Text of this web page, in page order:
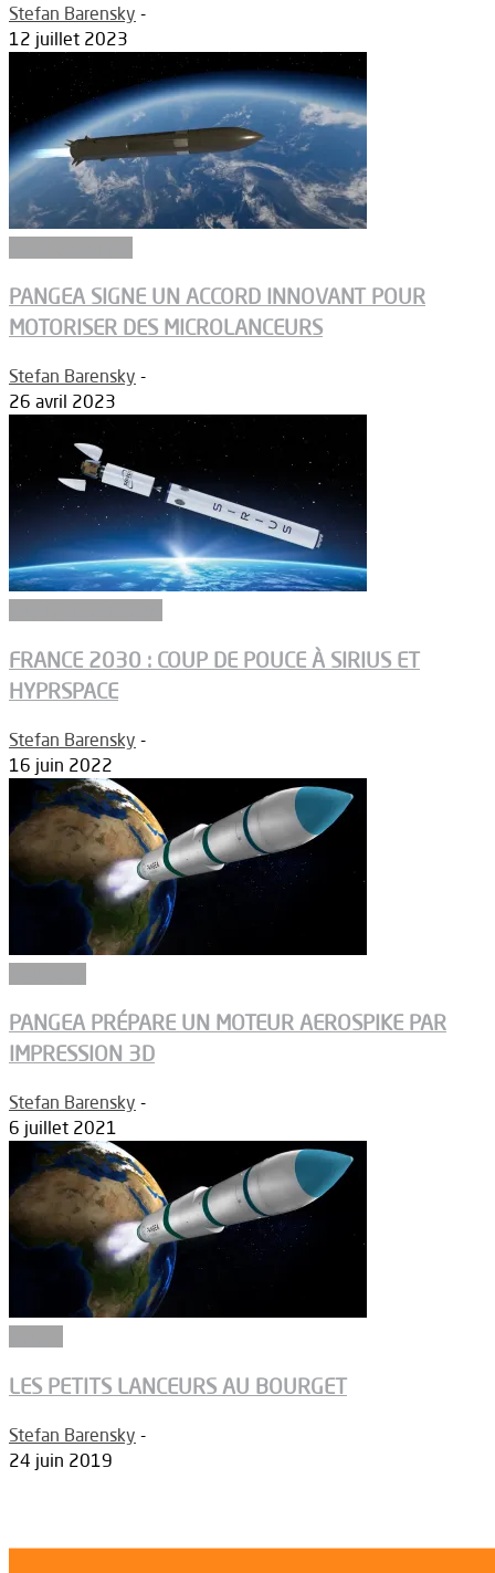
Stefan Barensky -
12 juillet 2023
PANGEA SIGNE UN ACCORD INNOVANT POUR
MOTORISER DES MICROLANCEURS
Stefan Barensky -
26 avril 2023
FRANCE 2030 : COUP DE POUCE À SIRIUS ET
HYPRSPACE
Stefan Barensky -
16 juin 2022
PANGEA PRÉPARE UN MOTEUR AEROSPIKE PAR
IMPRESSION 3D
Stefan Barensky -
6 juillet 2021
LES PETITS LANCEURS AU BOURGET
Stefan Barensky -
24 juin 2019